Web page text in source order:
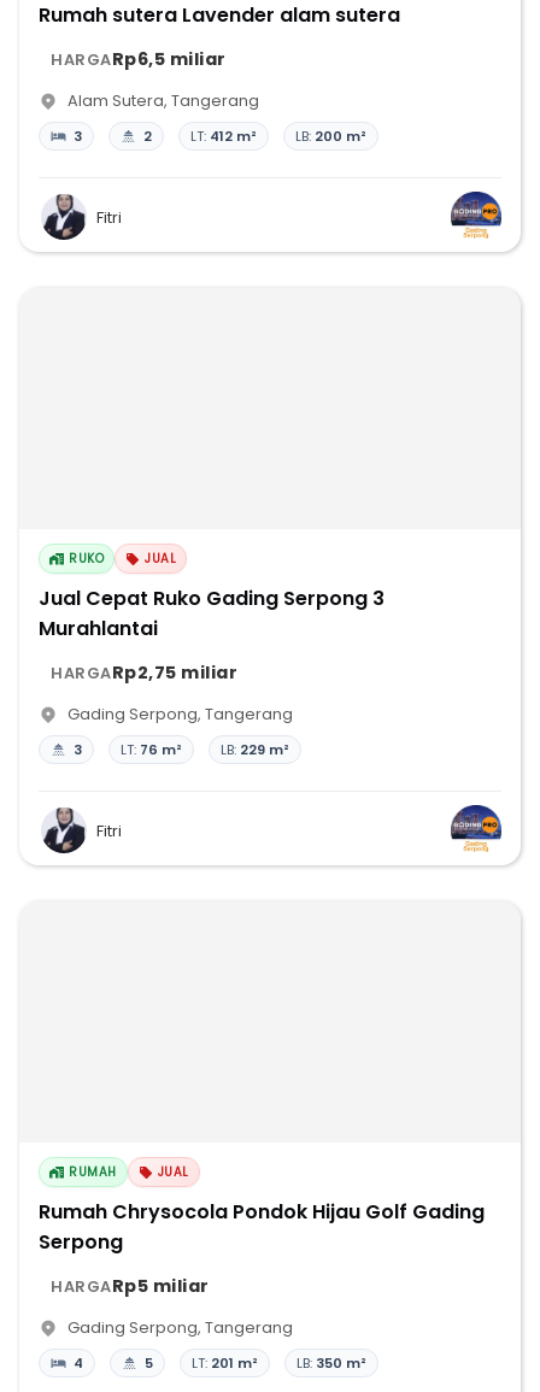
Rumah sutera Lavender alam sutera
HARGARp6,5 miliar
Alam Sutera, Tangerang
3 2 LT: 412 m² LB: 200 m²
Fitri
RUKO JUAL
Jual Cepat Ruko Gading Serpong 3
Murahlantai
HARGARp2,75 miliar
Gading Serpong, Tangerang
3 LT: 76 m² LB: 229 m²
Fitri
RUMAH JUAL
Rumah Chrysocola Pondok Hijau Golf Gading
Serpong
HARGARp5 miliar
Gading Serpong, Tangerang
4 5 LT: 201 m² LB: 350 m²